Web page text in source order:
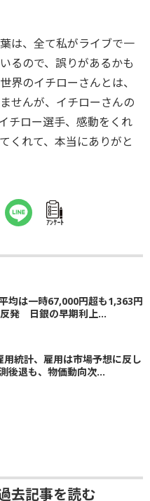
は、全て私がライブで一
るので、誤りがあるかも
界のイチローさんとは、
せんが、イチローさんの
チロー選手、感動をくれ
くれて、本当にありがと
ｱﾝｹｰﾄ
均は一時67,000円超も1,363円
発 日銀の早期利上...
用統計、雇用は市場予想に反し
後退も、物価動向次...
去記事を読む